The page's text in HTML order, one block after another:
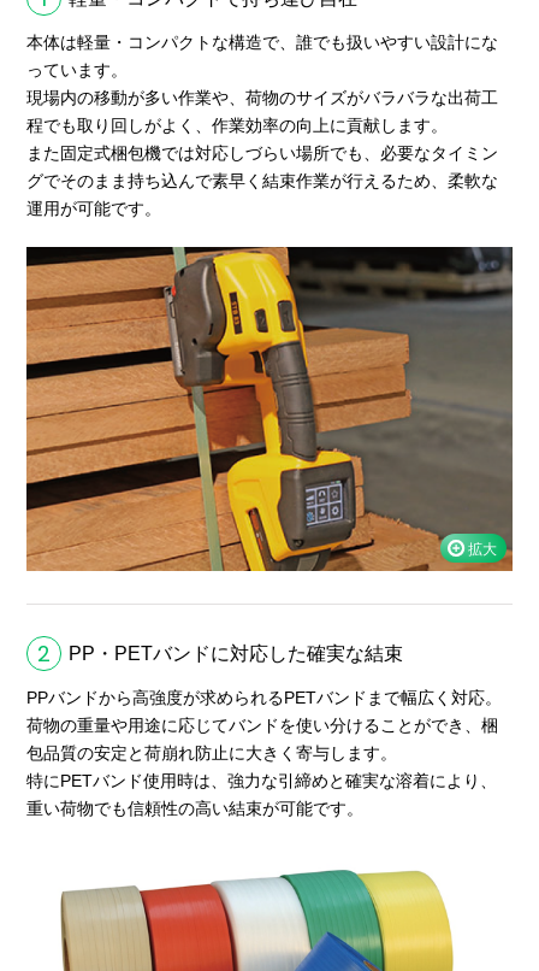
本体は軽量・コンパクトな構造で、誰でも扱いやすい設計にな
っています。
現場内の移動が多い作業や、荷物のサイズがバラバラな出荷工
程でも取り回しがよく、作業効率の向上に貢献します。
また固定式梱包機では対応しづらい場所でも、必要なタイミン
グでそのまま持ち込んで素早く結束作業が行えるため、柔軟な
運用が可能です。
2 PP・PETバンドに対応した確実な結束
PPバンドから高強度が求められるPETバンドまで幅広く対応。
荷物の重量や用途に応じてバンドを使い分けることができ、梱
包品質の安定と荷崩れ防止に大きく寄与します。
特にPETバンド使用時は、強力な引締めと確実な溶着により、
重い荷物でも信頼性の高い結束が可能です。